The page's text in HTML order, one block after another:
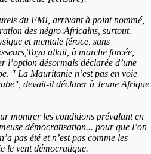
du FMI, arrivant à point nommé,
des négro-Africains, surtout.
et mentale féroce, sans
allait, à marche forcée,
l’option désormais déclarée d’une
" La Mauritanie n’est pas en voie
devait-il déclarer à Jeune Afrique
montrer les conditions prévalant en
démocratisation... pour que l’on
pas été et n’est pas comme les
le vent démocratique.